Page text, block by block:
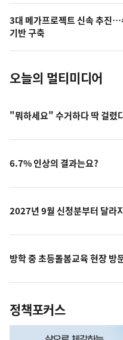
의
사
진
3대 메가프로젝트 신속 추진…
기반 구축
오늘의 멀티미디어
"뭐하세요" 수거하다 딱 걸렸
6.7% 인상의 결과는요?
2027년 9월 신청분부터 달라
방학 중 초등돌봄교육 현장 방
정책포커스